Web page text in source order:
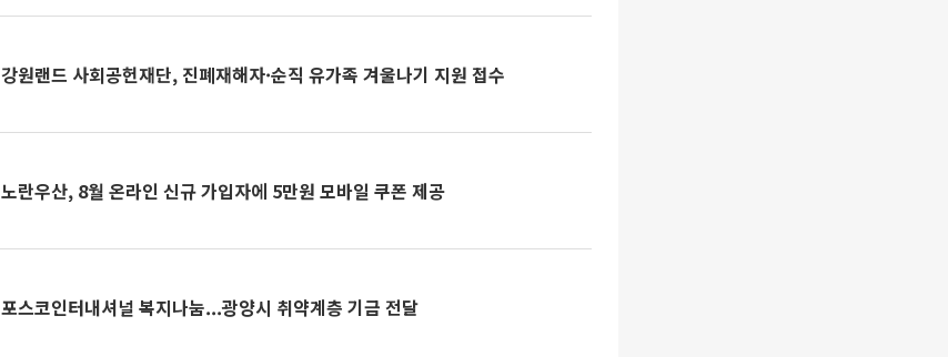
강원랜드 사회공헌재단, 진폐재해자·순직 유가족 겨울나기 지원 접수
노란우산, 8월 온라인 신규 가입자에 5만원 모바일 쿠폰 제공
포스코인터내셔널 복지나눔...광양시 취약계층 기금 전달